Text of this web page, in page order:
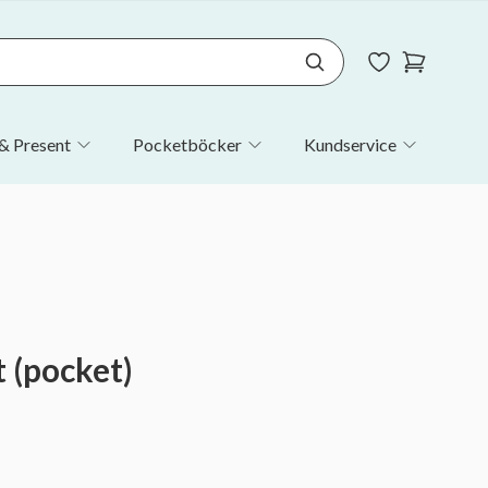
Present Pocketböcker Kundservice